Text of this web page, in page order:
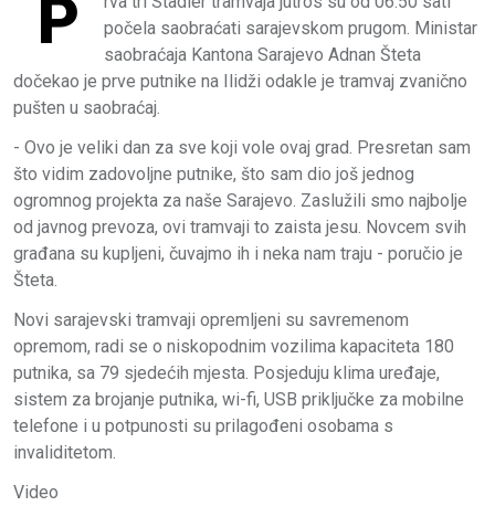
P
počela saobraćati sarajevskom prugom. Ministar
saobraćaja Kantona Sarajevo Adnan Šteta
dočekao je prve putnike na Ilidži odakle je tramvaj zvanično
pušten u saobraćaj.
- Ovo je veliki dan za sve koji vole ovaj grad. Presretan sam
što vidim zadovoljne putnike, što sam dio još jednog
ogromnog projekta za naše Sarajevo. Zaslužili smo najbolje
od javnog prevoza, ovi tramvaji to zaista jesu. Novcem svih
građana su kupljeni, čuvajmo ih i neka nam traju - poručio je
Šteta.
Novi sarajevski tramvaji opremljeni su savremenom
opremom, radi se o niskopodnim vozilima kapaciteta 180
putnika, sa 79 sjedećih mjesta. Posjeduju klima uređaje,
sistem za brojanje putnika, wi-fi, USB priključke za mobilne
telefone i u potpunosti su prilagođeni osobama s
invaliditetom.
Video